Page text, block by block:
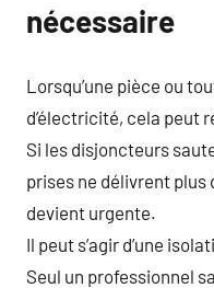
nécessaire
Lorsqu’une pièce ou
d’électricité, cela peut
Si les disjoncteurs
prises ne délivrent plus
devient urgente.
Il peut s’agir d’une
Seul un professionnel